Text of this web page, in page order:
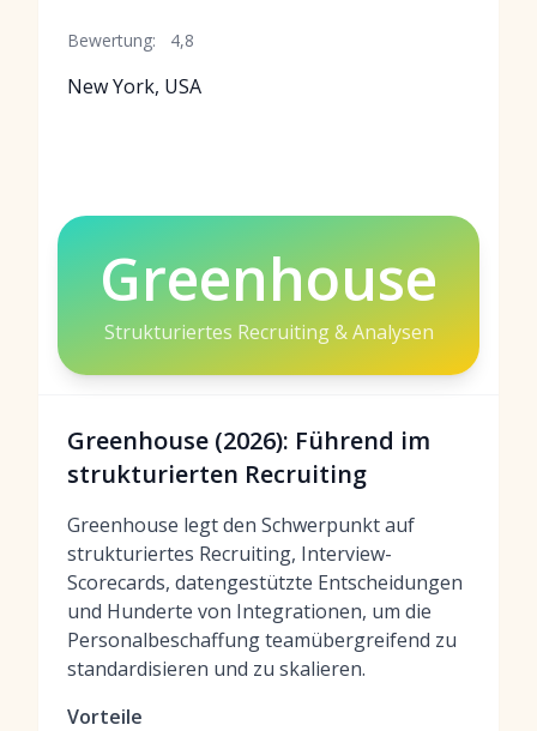
Bewertung: 4,8
New York, USA
Greenhouse
Strukturiertes Recruiting & Analysen
Greenhouse (2026): Führend im
strukturierten Recruiting
Greenhouse legt den Schwerpunkt auf
strukturiertes Recruiting, Interview-
Scorecards, datengestützte Entscheidungen
und Hunderte von Integrationen, um die
Personalbeschaffung teamübergreifend zu
standardisieren und zu skalieren.
Vorteile